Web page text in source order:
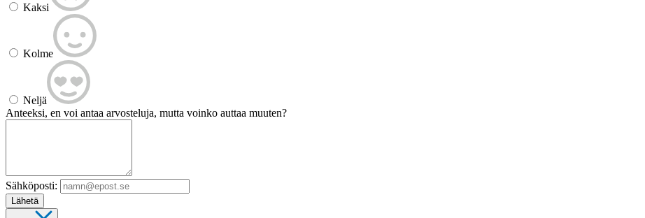
Kaksi
Kolme
Neljä
Anteeksi, en voi antaa arvosteluja, mutta voinko auttaa muuten?
Sähköposti:
Lähetä